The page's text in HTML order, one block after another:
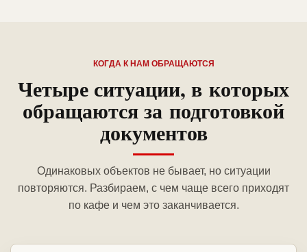
КОГДА К НАМ ОБРАЩАЮТСЯ
Четыре ситуации, в которых
обращаются за подготовкой
документов
Одинаковых объектов не бывает, но ситуации
повторяются. Разбираем, с чем чаще всего приходят
по кафе и чем это заканчивается.